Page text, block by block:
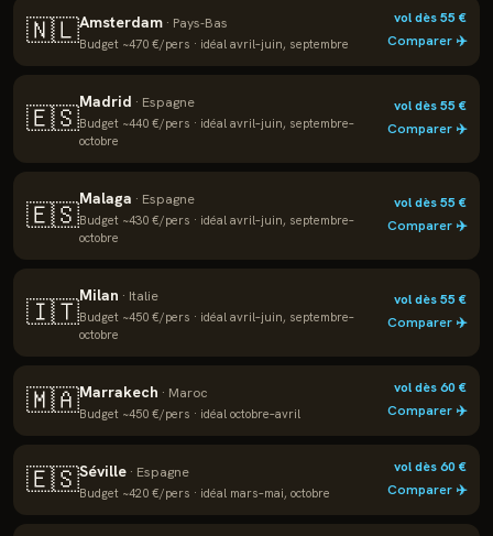
🇳🇱Amsterdam · Pays-Bas
Budget ~470 €/pers · idéal avril–juin, septembre
vol dès55 €
Comparer ✈️
🇪🇸Madrid · Espagne
Budget ~440 €/pers · idéal avril–juin, septembre–
octobre
vol dès55 €
Comparer ✈️
🇪🇸Malaga · Espagne
Budget ~430 €/pers · idéal avril–juin, septembre–
octobre
vol dès55 €
Comparer ✈️
🇮🇹Milan · Italie
Budget ~450 €/pers · idéal avril–juin, septembre–
octobre
vol dès55 €
Comparer ✈️
🇲🇦Marrakech · Maroc
Budget ~450 €/pers · idéal octobre–avril
vol dès60€
Comparer ✈️
🇪🇸Séville · Espagne
Budget ~420 €/pers · idéal mars–mai, octobre
vol dès60€
Comparer ✈️